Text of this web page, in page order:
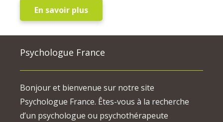
En savoir plus
Psychologue France
Bonjour et bienvenue sur notre site
Psychologue France. Êtes-vous à la recherche
d’un psychologue ou psychothérapeute